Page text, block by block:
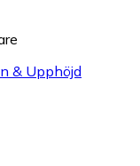
& Upphöjd